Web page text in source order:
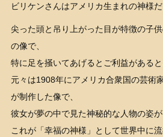
ビリケンさんはアメリカ生まれの神様だ
尖った頭と吊り上がった目が特徴の子
の像で、
特に足を掻いてあげるとご利益があると
元々は1908年にアメリカ合衆国の芸術
が制作した像で、
彼女が夢の中で見た神秘的な人物の姿が
これが「幸福の神様」として世界中に